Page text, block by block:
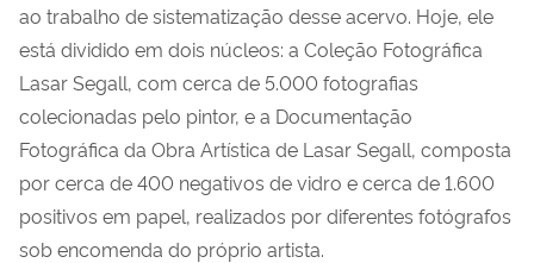
ao trabalho de sistematização desse acervo. Hoje, ele
está dividido em dois núcleos: a Coleção Fotográfica
Lasar Segall, com cerca de 5.000 fotografias
colecionadas pelo pintor, e a Documentação
Fotográfica da Obra Artística de Lasar Segall, composta
por cerca de 400 negativos de vidro e cerca de 1.600
positivos em papel, realizados por diferentes fotógrafos
sob encomenda do próprio artista.